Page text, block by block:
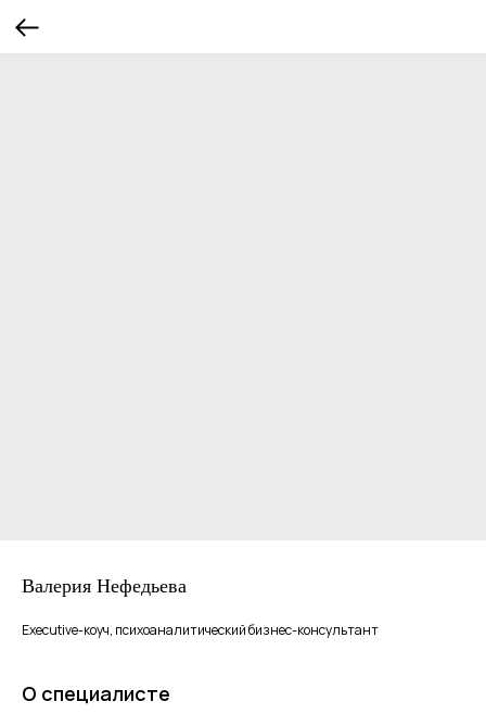
Валерия Нефедьева
Executive-коуч, психоаналитический бизнес-консультант
О специалисте